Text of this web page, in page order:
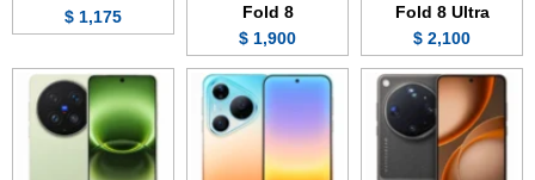
Fold 8 Ultra
2,100 $
Fold 8
1,900 $
1,175 $